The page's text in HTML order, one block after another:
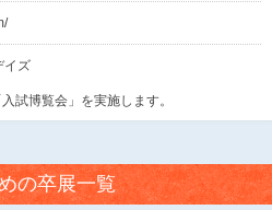
イズ
試博覧会」を実施します。
の卒展一覧